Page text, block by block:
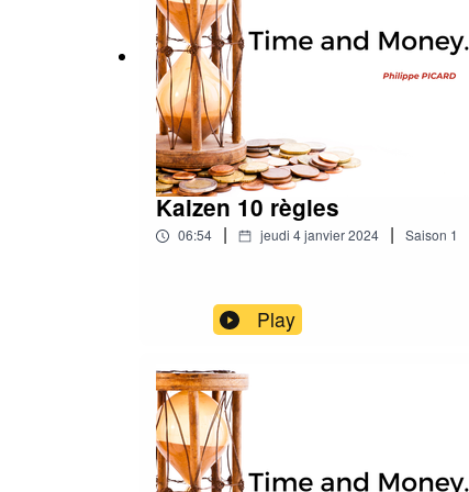
Kaizen 10 règles
06:54 | jeudi 4 janvier 2024 | Saison 1
Play